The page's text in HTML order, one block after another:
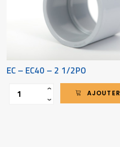
EC – EC40 – 2 1/2PO
‹
›
AJOUTER